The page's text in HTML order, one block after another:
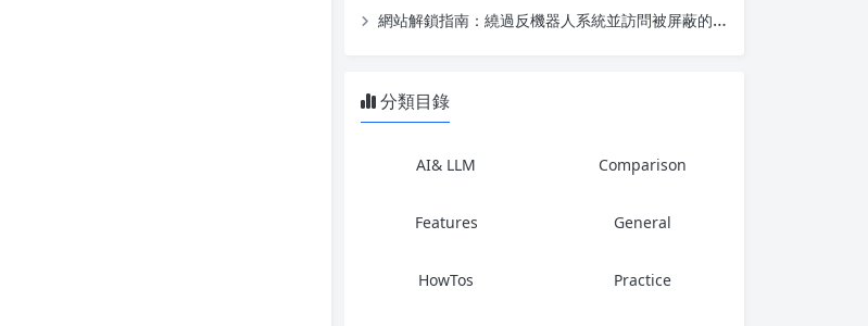
網站解鎖指南：繞過反機器人系統並訪問被屏蔽的內容
分類目錄
AI& LLM Comparison
Features General
HowTos Practice